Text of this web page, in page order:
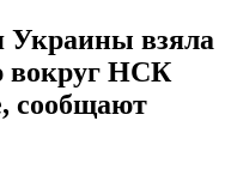
Украины взяла
вокруг НСК
сообщают